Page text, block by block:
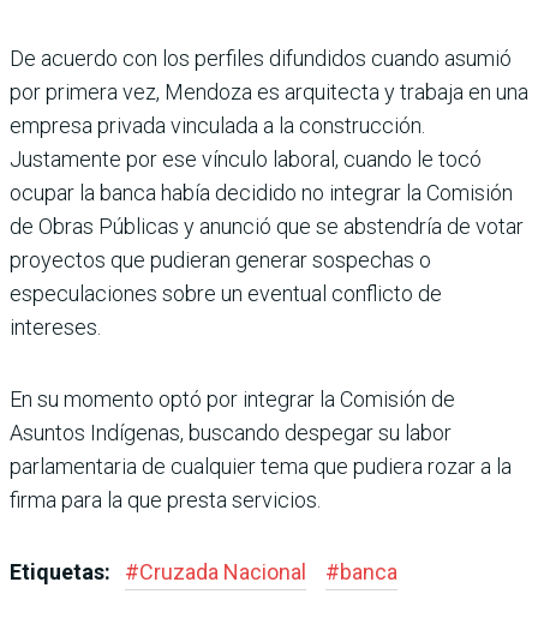
De acuerdo con los perfiles difundidos cuando asumió
por primera vez, Mendoza es arquitecta y trabaja en una
empresa privada vinculada a la construcción.
Justamente por ese vínculo laboral, cuando le tocó
ocupar la banca había decidido no integrar la Comisión
de Obras Públicas y anunció que se abstendría de votar
proyectos que pudieran generar sospechas o
especulaciones sobre un eventual conflicto de
intereses.
En su momento optó por integrar la Comisión de
Asuntos Indígenas, buscando despegar su labor
parlamentaria de cualquier tema que pudiera rozar a la
firma para la que presta servicios.
Etiquetas: #Cruzada Nacional #banca